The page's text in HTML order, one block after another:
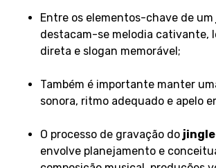
Entre os elementos-chave de um
destacam-se melodia cativante,
direta e slogan memorável;
Também é importante manter
sonora, ritmo adequado e apelo
O processo de gravação do
envolve planejamento e